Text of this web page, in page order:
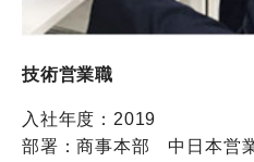
技術営業職
入社年度：2019
部署：商事本部 中日本営